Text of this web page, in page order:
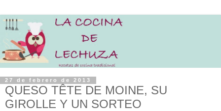
27 de febrero de 2013
QUESO TÊTE DE MOINE, SU
GIROLLE Y UN SORTEO